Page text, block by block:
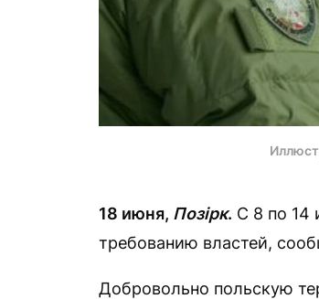
18 июня, Позірк. С 8 по 14
требованию властей,
Добровольно польскую